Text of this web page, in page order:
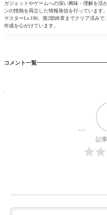
ガジェットやゲームへの深い興味・理解を活
ンの情熱を両立した情報発信を行っています。
マスターLv.190、第2部終章までクリア済み
作成を心がけています。
コメント一覧
記